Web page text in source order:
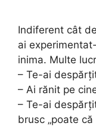
Indiferent cât
ai
inima. Multe
– Te-ai
– Ai rănit pe
– Te-ai
brusc „poate